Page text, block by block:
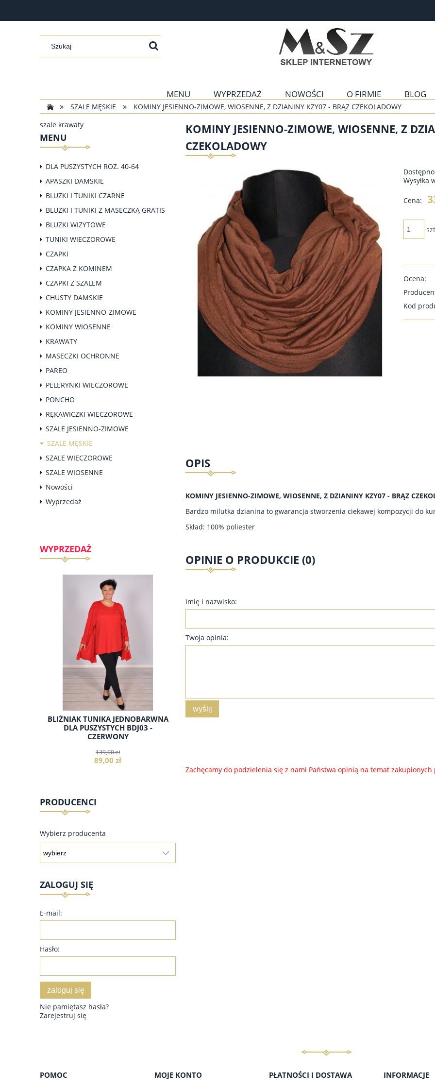
MENU WYPRZEDAŻ NOWOŚCI O FIRMIE BLOG
»
SZALE MĘSKIE »
KOMINY JESIENNO-ZIMOWE, WIOSENNE, Z DZIANINY KZY07 - BRĄZ CZEKOLADOWY
szale krawaty
MENU
DLA PUSZYSTYCH ROZ. 40-64
APASZKI DAMSKIE
BLUZKI I TUNIKI CZARNE
BLUZKI I TUNIKI Z MASECZKĄ GRATIS
BLUZKI WIZYTOWE
TUNIKI WIECZOROWE
CZAPKI
CZAPKA Z KOMINEM
CZAPKI Z SZALEM
CHUSTY DAMSKIE
KOMINY JESIENNO-ZIMOWE
KOMINY WIOSENNE
KRAWATY
MASECZKI OCHRONNE
PAREO
PELERYNKI WIECZOROWE
PONCHO
RĘKAWICZKI WIECZOROWE
SZALE JESIENNO-ZIMOWE
SZALE MĘSKIE
SZALE WIECZOROWE
SZALE WIOSENNE
Nowości
Wyprzedaż
WYPRZEDAŻ
BLIŹNIAK TUNIKA JEDNOBARWNA
DLA PUSZYSTYCH BDJ03 -
CZERWONY
139,00 zł
89,00 zł
PONCHO WZORY Z KAPTUREM I
PRODUCENCI
Wybierz producenta
ZALOGUJ SIĘ
E-mail:
Hasło:
zaloguj się
Nie pamiętasz hasła?
Zarejestruj się
KOMINY JESIENNO-ZIMOWE, WIOSENNE, Z
CZEKOLADOWY
Wysyłka
Cena:
Ocena:
Kod
OPIS
KOMINY JESIENNO-ZIMOWE, WIOSENNE, Z DZIANINY KZY07 - BRĄZ
Bardzo milutka dzianina to gwarancja stworzenia ciekawej kompozycji do
Skład: 100% poliester
OPINIE O PRODUKCIE (0)
Imię i nazwisko:
Twoja opinia:
wyślij
Zachęcamy do podzielenia się z nami Państwa opinią na temat zakupionych
POMOC MOJE KONTO PŁATNOŚCI I DOSTAWA INFORMACJE